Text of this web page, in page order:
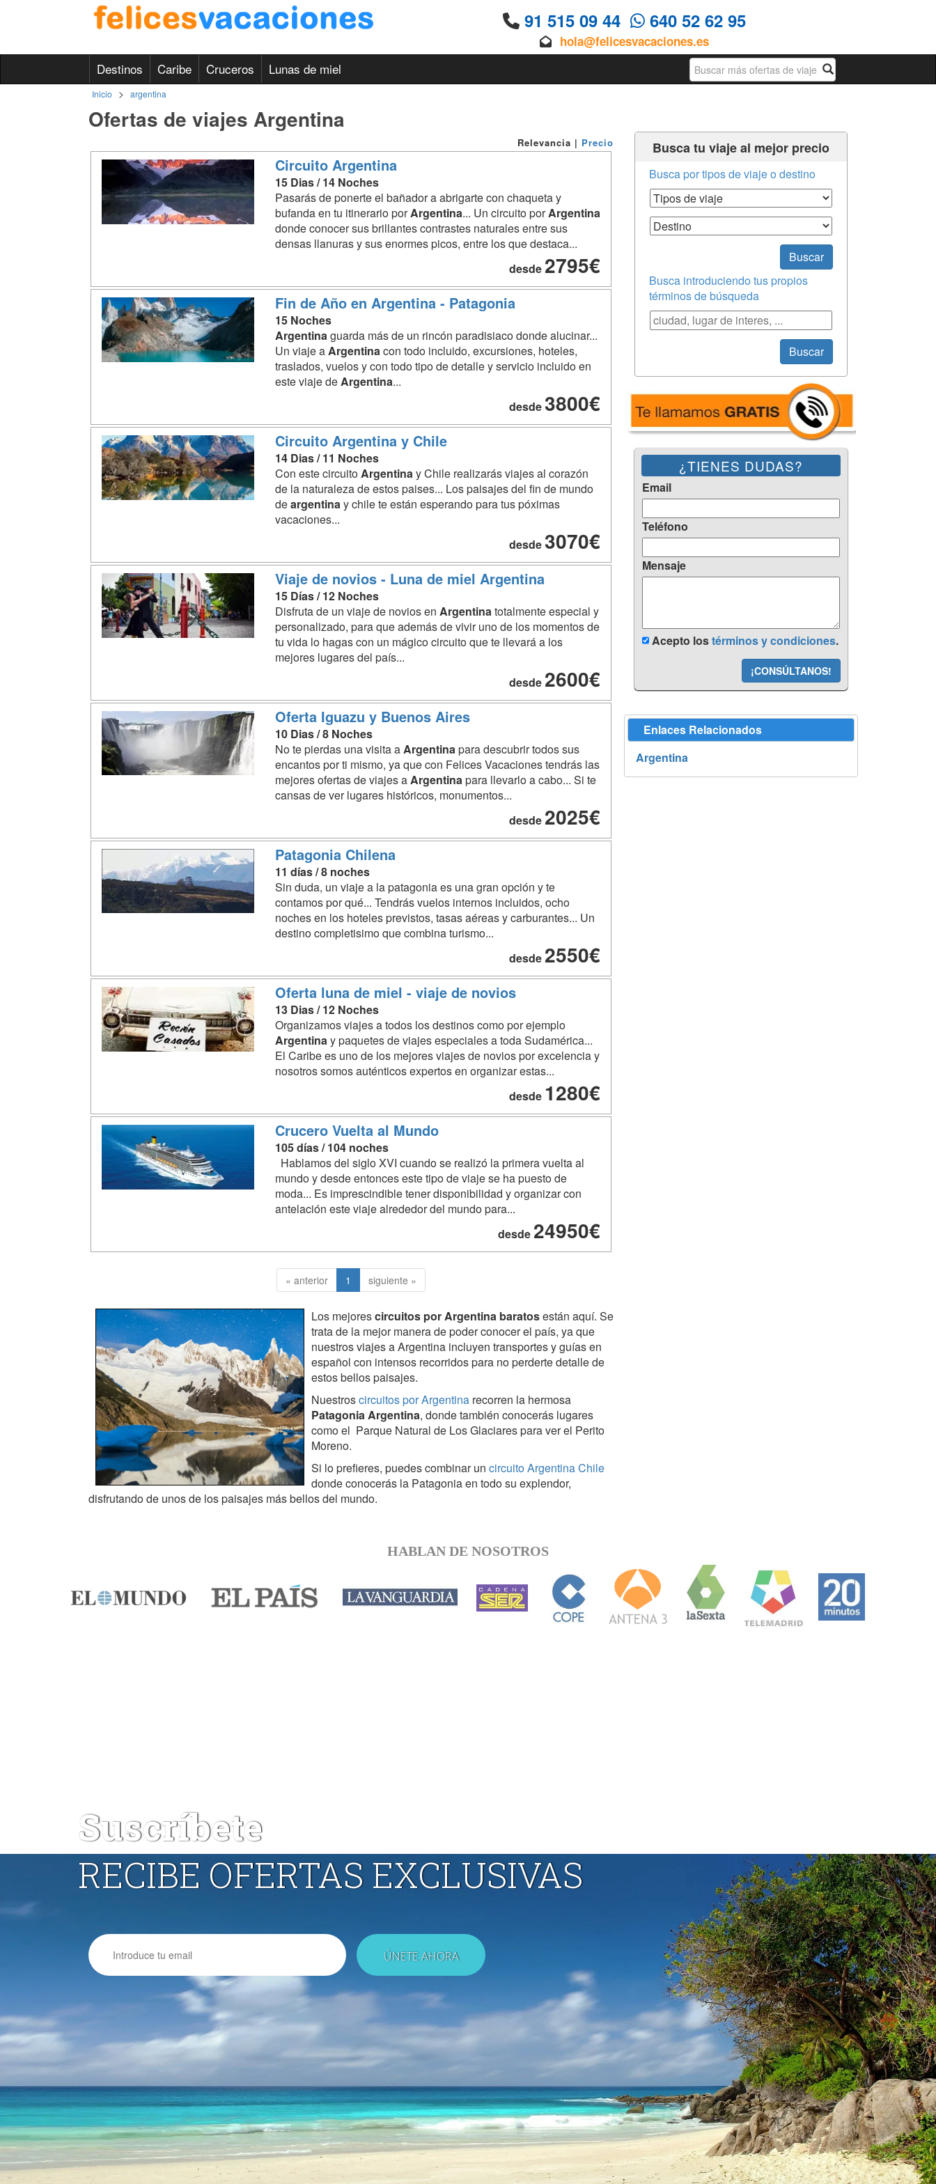
91 515 09 44 640 52 62 95
hola@felicesvacaciones.es
Destinos Caribe Cruceros Lunas de miel Busqueda
Inicio > argentina
Ofertas de viajes Argentina
Relevancia | Precio
Circuito Argentina
15 Dias / 14 Noches
Pasarás de ponerte el bañador a abrigarte con chaqueta y
bufanda en tu itinerario porArgentina... Un circuito porArgentina
donde conocer sus brillantes contrastes naturales entre sus
densas llanuras y sus enormes picos, entre los que destaca...
desde 2795€
Fin de Año en Argentina - Patagonia
15 Noches
Argentinaguarda más de un rincón paradisiaco donde alucinar...
Un viaje aArgentinacon todo incluido, excursiones, hoteles,
traslados, vuelos y con todo tipo de detalle y servicio incluido en
este viaje deArgentina...
desde 3800€
Circuito Argentina y Chile
14 Dias / 11 Noches
Con este circuitoArgentinay Chile realizarás viajes al corazón
de la naturaleza de estos paises... Los paisajes del fin de mundo
deargentinay chile te están esperando para tus póximas
vacaciones...
desde 3070€
Viaje de novios - Luna de miel Argentina
15 Días / 12 Noches
Disfruta de un viaje de novios en Argentinatotalmente especial y
personalizado, para que además de vivir uno de los momentos de
tu vida lo hagas con un mágico circuito que te llevará a los
mejores lugares del país...
desde 2600€
Oferta Iguazu y Buenos Aires
10 Dias / 8 Noches
No te pierdas una visita aArgentinapara descubrir todos sus
encantos por ti mismo, ya que con Felices Vacaciones tendrás las
mejores ofertas de viajes aArgentinapara llevarlo a cabo... Si te
cansas de ver lugares históricos, monumentos...
desde 2025€
Patagonia Chilena
11 días / 8 noches
Sin duda, un viaje a la patagonia es una gran opción y te
contamos por qué... Tendrás vuelos internos incluidos, ocho
noches en los hoteles previstos, tasas aéreas y carburantes... Un
destino completisimo que combina turismo...
desde 2550€
Oferta luna de miel - viaje de novios
13 Dias / 12 Noches
Organizamos viajes a todos los destinos como por ejemplo
Argentinay paquetes de viajes especiales a toda Sudamérica...
El Caribe es uno de los mejores viajes de novios por excelencia y
nosotros somos auténticos expertos en organizar estas...
desde 1280€
Crucero Vuelta al Mundo
105 días / 104 noches
Hablamos del siglo XVI cuando se realizó la primera vuelta al
mundo y desde entonces este tipo de viaje se ha puesto de
moda... Es imprescindible tener disponibilidad y organizar con
antelación este viaje alrededor del mundo para...
desde 24950€
« anterior 1 siguiente »
Los mejorescircuitos por Argentina baratosestán aquí. Se
trata de la mejor manera de poder conocer el país, ya que
nuestros viajes a Argentina incluyen transportes y guías en
español con intensos recorridos para no perderte detalle de
estos bellos paisajes.
Nuestroscircuitos por Argentina recorren la hermosa
Patagonia Argentina, donde también conocerás lugares
como el Parque Natural de Los Glaciares para ver el Perito
Moreno.
Si lo prefieres, puedes combinar un circuito Argentina Chile
donde conocerás la Patagonia en todo su explendor,
disfrutando de unos de los paisajes más bellos del mundo.
Busca tu viaje al mejor precio
Busca por tipos de viaje o destino
Tipos de Viaje
Destino
Buscar
Busca introduciendo tus propios
términos de búsqueda
Búsqueda
Buscar
¿TIENES DUDAS?
Email
Teléfono
Mensaje
Acepto lostérminos y condiciones.
¡CONSÚLTANOS!
Enlaces Relacionados
Argentina
HABLAN DE NOSOTROS
Suscríbete
RECIBE OFERTAS EXCLUSIVAS
Email